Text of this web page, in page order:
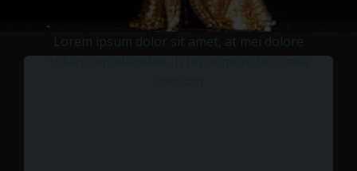
Lorem ipsum dolor sit amet, at mei dolore
tritani repudiandae. In his nemore teo, mea